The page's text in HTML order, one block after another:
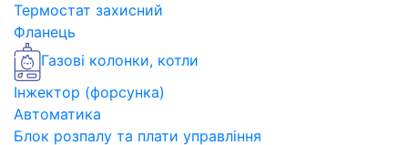
Термостат захисний
Фланець
Газові колонки, котли
Інжектор (форсунка)
Автоматика
Блок розпалу та плати управління